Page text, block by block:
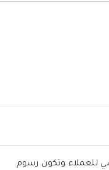
للعملاء وتكون رسوم